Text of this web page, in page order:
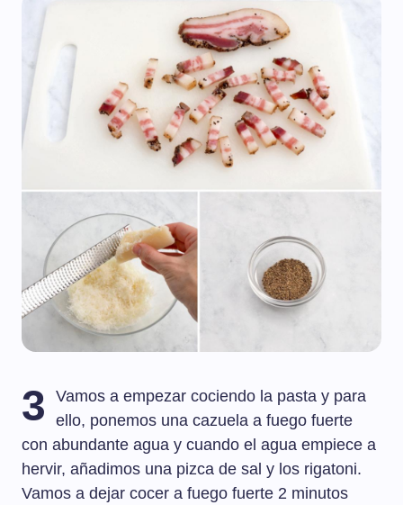
3
Vamos a empezar cociendo la pasta y para
ello, ponemos una cazuela a fuego fuerte
con abundante agua y cuando el agua empiece a
hervir, añadimos una pizca de sal y los rigatoni.
Vamos a dejar cocer a fuego fuerte 2 minutos